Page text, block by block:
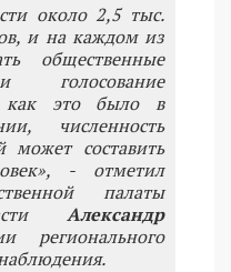
около 2,5 тыс.
и на каждом из
общественные
голосование
как это было в
численность
может составить
- отметил
палаты
Александр